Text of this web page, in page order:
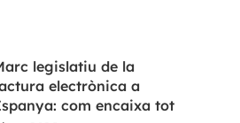
legislatiu de la
electrònica a
com encaixa tot
Voxel